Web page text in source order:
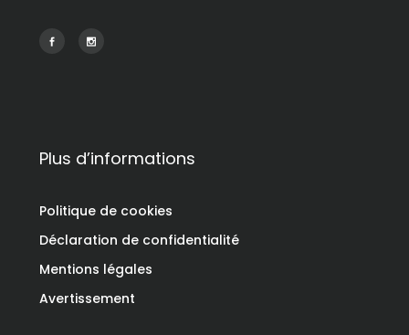
Plus d’informations
Politique de cookies
Déclaration de confidentialité
Mentions légales
Avertissement